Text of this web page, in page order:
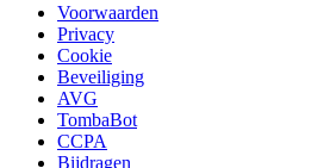
Voorwaarden
Privacy
Cookie
Beveiliging
AVG
TombaBot
CCPA
Bijdragen